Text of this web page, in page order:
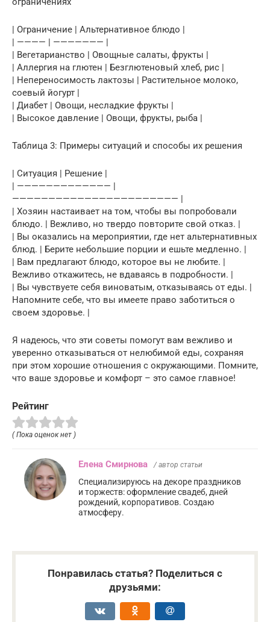
| Ограничение | Альтернативное блюдо |
| ———— | ——————— |
| Вегетарианство | Овощные салаты, фрукты |
| Аллергия на глютен | Безглютеновый хлеб, рис |
| Непереносимость лактозы | Растительное молоко,
соевый йогурт |
| Диабет | Овощи, несладкие фрукты |
| Высокое давление | Овощи, фрукты, рыба |
Таблица 3: Примеры ситуаций и способы их решения
| Ситуация | Решение |
| ————————————— |
——————————————————————— |
| Хозяин настаивает на том, чтобы вы попробовали
блюдо. | Вежливо, но твердо повторите свой отказ. |
| Вы оказались на мероприятии, где нет альтернативных
блюд. | Берите небольшие порции и ешьте медленно. |
| Вам предлагают блюдо, которое вы не любите. |
Вежливо откажитесь, не вдаваясь в подробности. |
| Вы чувствуете себя виноватым, отказываясь от еды. |
Напомните себе, что вы имеете право заботиться о
своем здоровье. |
Я надеюсь, что эти советы помогут вам вежливо и
уверенно отказываться от нелюбимой еды, сохраняя
при этом хорошие отношения с окружающими. Помните,
что ваше здоровье и комфорт – это самое главное!
Рейтинг
( Пока оценок нет )
Елена Смирнова / автор статьи
Специализируюсь на декоре праздников
и торжеств: оформление свадеб, дней
рождений, корпоративов. Создаю
атмосферу.
Понравилась статья? Поделиться с
друзьями: